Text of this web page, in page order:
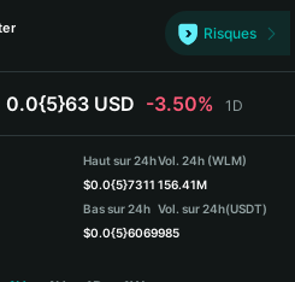
Risques
0.0{5}63 USD -3.50% 1D
Haut sur 24h
$0.0{5}7311
Bas sur 24h
$0.0{5}6069
Vol. 24h (WLM)
156.41M
Vol. sur 24h(USDT)
985